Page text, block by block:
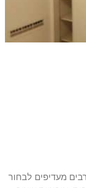
מעדיפים לבחור